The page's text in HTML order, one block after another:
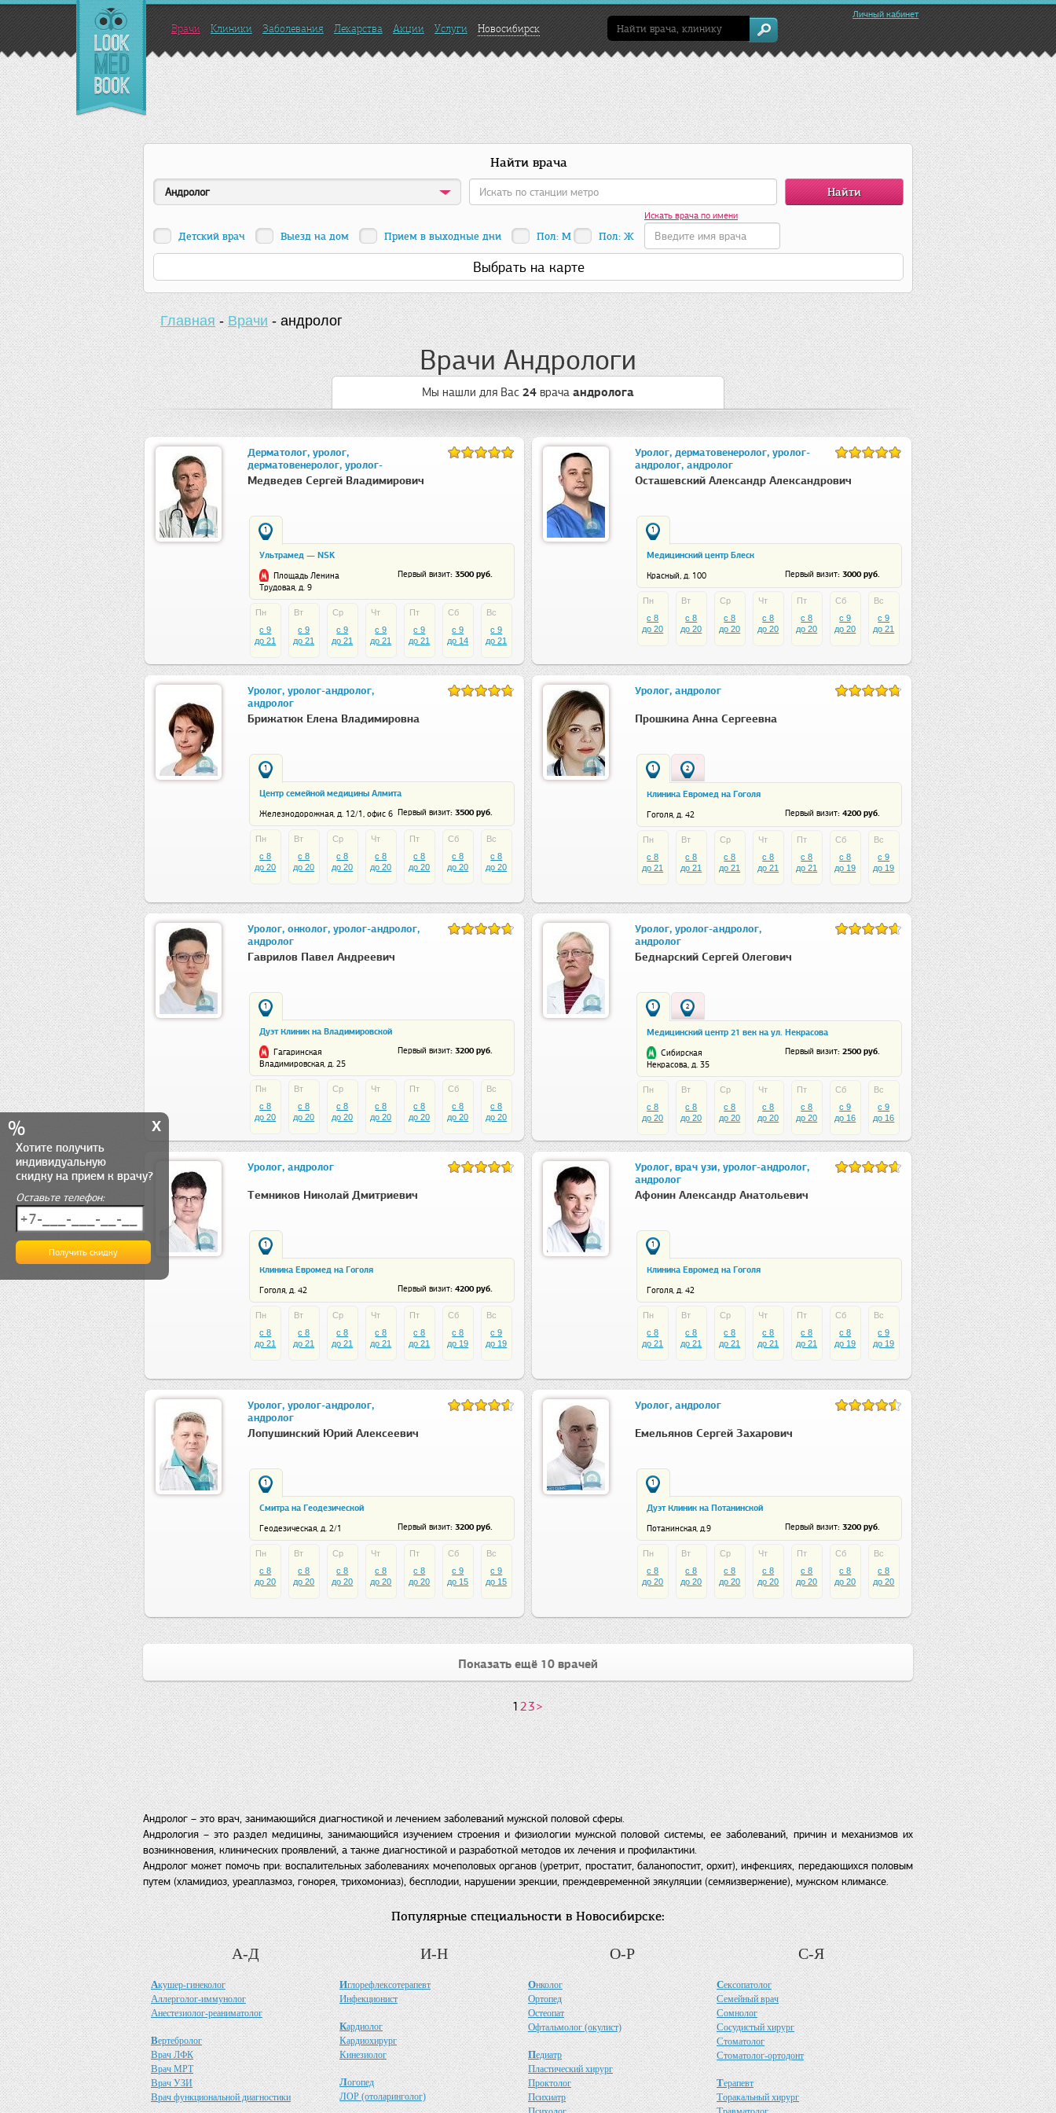
Врачи Клиники Заболевания Лекарства Акции Услуги Новосибирск
Личный кабинет
Найти врача
Андролог
Детский врач Выезд на дом Прием в выходные дни Пол: М Пол: Ж
Искать врача по имени
Выбрать на карте
Главная-Врачи-андролог
Врачи Андрологи
Мы нашли для Вас 24 врача андролога
Дерматолог, уролог,
дерматовенеролог, уролог-
андролог, андролог
Медведев Сергей Владимирович
1
Ультрамед — NSK
Площадь Ленина
Трудовая, д. 9
Первый визит: 3500 руб.
Пн
c 9
до 21
Вт
c 9
до 21
Ср
c 9
до 21
Чт
c 9
до 21
Пт
c 9
до 21
Сб
c 9
до 14
Вс
c 9
до 21
Уролог, дерматовенеролог, уролог-
андролог, андролог
Осташевский Александр Александрович
1
Медицинский центр Блеск
Красный, д. 100 Первый визит: 3000 руб.
Пн
c 8
до 20
Вт
c 8
до 20
Ср
c 8
до 20
Чт
c 8
до 20
Пт
c 8
до 20
Сб
c 9
до 20
Вс
c 9
до 21
Уролог, уролог-андролог,
андролог
Брижатюк Елена Владимировна
1
Центр семейной медицины Алмита
Железнодорожная, д. 12/1, офис 6 Первый визит: 3500 руб.
Пн
c 8
до 20
Вт
c 8
до 20
Ср
c 8
до 20
Чт
c 8
до 20
Пт
c 8
до 20
Сб
c 8
до 20
Вс
c 8
до 20
Уролог, андролог
Прошкина Анна Сергеевна
1 2
Клиника Евромед на Гоголя
Гоголя, д. 42 Первый визит: 4200 руб.
Пн
c 8
до 21
Вт
c 8
до 21
Ср
c 8
до 21
Чт
c 8
до 21
Пт
c 8
до 21
Сб
c 8
до 19
Вс
c 9
до 19
Уролог, онколог, уролог-андролог,
андролог
Гаврилов Павел Андреевич
1
Дуэт Клиник на Владимировской
Гагаринская
Владимировская, д. 25
Первый визит: 3200 руб.
Пн
c 8
до 20
Вт
c 8
до 20
Ср
c 8
до 20
Чт
c 8
до 20
Пт
c 8
до 20
Сб
c 8
до 20
Вс
c 8
до 20
Уролог, уролог-андролог,
андролог
Беднарский Сергей Олегович
1 2
Медицинский центр 21 век на ул. Некрасова
Сибирская
Некрасова, д. 35
Первый визит: 2500 руб.
Пн
c 8
до 20
Вт
c 8
до 20
Ср
c 8
до 20
Чт
c 8
до 20
Пт
c 8
до 20
Сб
c 9
до 16
Вс
c 9
до 16
Уролог, андролог
Темников Николай Дмитриевич
1
Клиника Евромед на Гоголя
Гоголя, д. 42 Первый визит: 4200 руб.
Пн
c 8
до 21
Вт
c 8
до 21
Ср
c 8
до 21
Чт
c 8
до 21
Пт
c 8
до 21
Сб
c 8
до 19
Вс
c 9
до 19
Уролог, врач узи, уролог-андролог,
андролог
Афонин Александр Анатольевич
1
Клиника Евромед на Гоголя
Гоголя, д. 42
Пн
c 8
до 21
Вт
c 8
до 21
Ср
c 8
до 21
Чт
c 8
до 21
Пт
c 8
до 21
Сб
c 8
до 19
Вс
c 9
до 19
Уролог, уролог-андролог,
андролог
Лопушинский Юрий Алексеевич
1
Смитра на Геодезической
Геодезическая, д. 2/1 Первый визит: 3200 руб.
Пн
c 8
до 20
Вт
c 8
до 20
Ср
c 8
до 20
Чт
c 8
до 20
Пт
c 8
до 20
Сб
c 9
до 15
Вс
c 9
до 15
Уролог, андролог
Емельянов Сергей Захарович
1
Дуэт Клиник на Потанинской
Потанинская, д.9 Первый визит: 3200 руб.
Пн
c 8
до 20
Вт
c 8
до 20
Ср
c 8
до 20
Чт
c 8
до 20
Пт
c 8
до 20
Сб
c 8
до 20
Вс
c 8
до 20
Показать ещё 10 врачей
123>
Андролог – это врач, занимающийся диагностикой и лечением заболеваний мужской половой сферы.
Андрология – это раздел медицины, занимающийся изучением строения и физиологии мужской половой системы, ее заболеваний, причин и механизмов их
возникновения, клинических проявлений, а также диагностикой и разработкой методов их лечения и профилактики.
Андролог может помочь при: воспалительных заболеваниях мочеполовых органов (уретрит, простатит, баланопостит, орхит), инфекциях, передающихся половым
путем (хламидиоз, уреаплазмоз, гонорея, трихомониаз), бесплодии, нарушении эрекции, преждевременной эякуляции (семяизвержение), мужском климаксе.
Популярные специальности в Новосибирске:
А-Д
Акушер-гинеколог
Аллерголог-иммунолог
Анестезиолог-реаниматолог
Вертебролог
Врач ЛФК
Врач МРТ
Врач УЗИ
Врач функциональной диагностики
И-Н
Иглорефлексотерапевт
Инфекционист
Кардиолог
Кардиохирург
Кинезиолог
Логопед
ЛОР (отоларинголог)
О-Р
Онколог
Ортопед
Остеопат
Офтальмолог (окулист)
Педиатр
Пластический хирург
Проктолог
Психиатр
С-Я
Сексопатолог
Семейный врач
Сомнолог
Сосудистый хирург
Стоматолог
Стоматолог-ортодонт
Терапевт
Торакальный хирург
% x
Хотите получить
индивидуальную
скидку на прием к врачу?
Оставьте телефон: